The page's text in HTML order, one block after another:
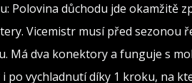
Polovina důchodu jde okamžitě
Vicemistr musí před sezonou
Má dva konektory a funguje s
po vychladnutí díky 1 kroku, na